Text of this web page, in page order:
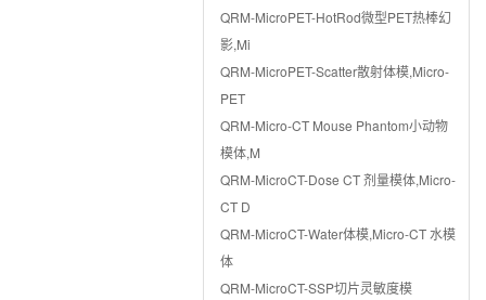
QRM-MicroPET-HotRod微型PET热棒幻
影,Mi
QRM-MicroPET-Scatter散射体模,Micro-
PET
QRM-Micro-CT Mouse Phantom小动物
模体,M
QRM-MicroCT-Dose CT 剂量模体,Micro-
CT D
QRM-MicroCT-Water体模,Micro-CT 水模
体
QRM-MicroCT-SSP切片灵敏度模